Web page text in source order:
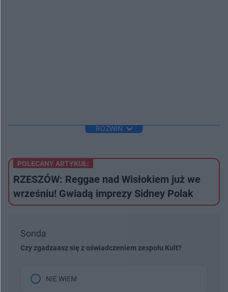
ROZWIŃ
POLECANY ARTYKUŁ:
RZESZÓW: Reggae nad Wisłokiem już we
wrześniu! Gwiadą imprezy Sidney Polak
Sonda
Czy zgadzaasz się z oświadczeniem zespołu Kult?
NIE WIEM